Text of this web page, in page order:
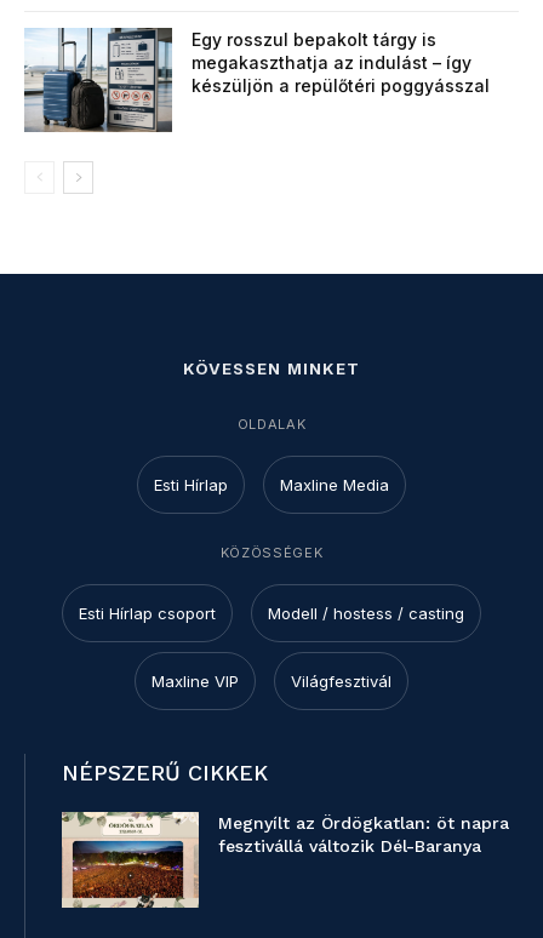
Egy rosszul bepakolt tárgy is
megakaszthatja az indulást – így
készüljön a repülőtéri poggyásszal
KÖVESSEN MINKET
OLDALAK
Esti Hírlap Maxline Media
KÖZÖSSÉGEK
Esti Hírlap csoport Modell / hostess / casting
Maxline VIP Világfesztivál
NÉPSZERŰ CIKKEK
Megnyílt az Ördögkatlan: öt napra
fesztivállá változik Dél-Baranya